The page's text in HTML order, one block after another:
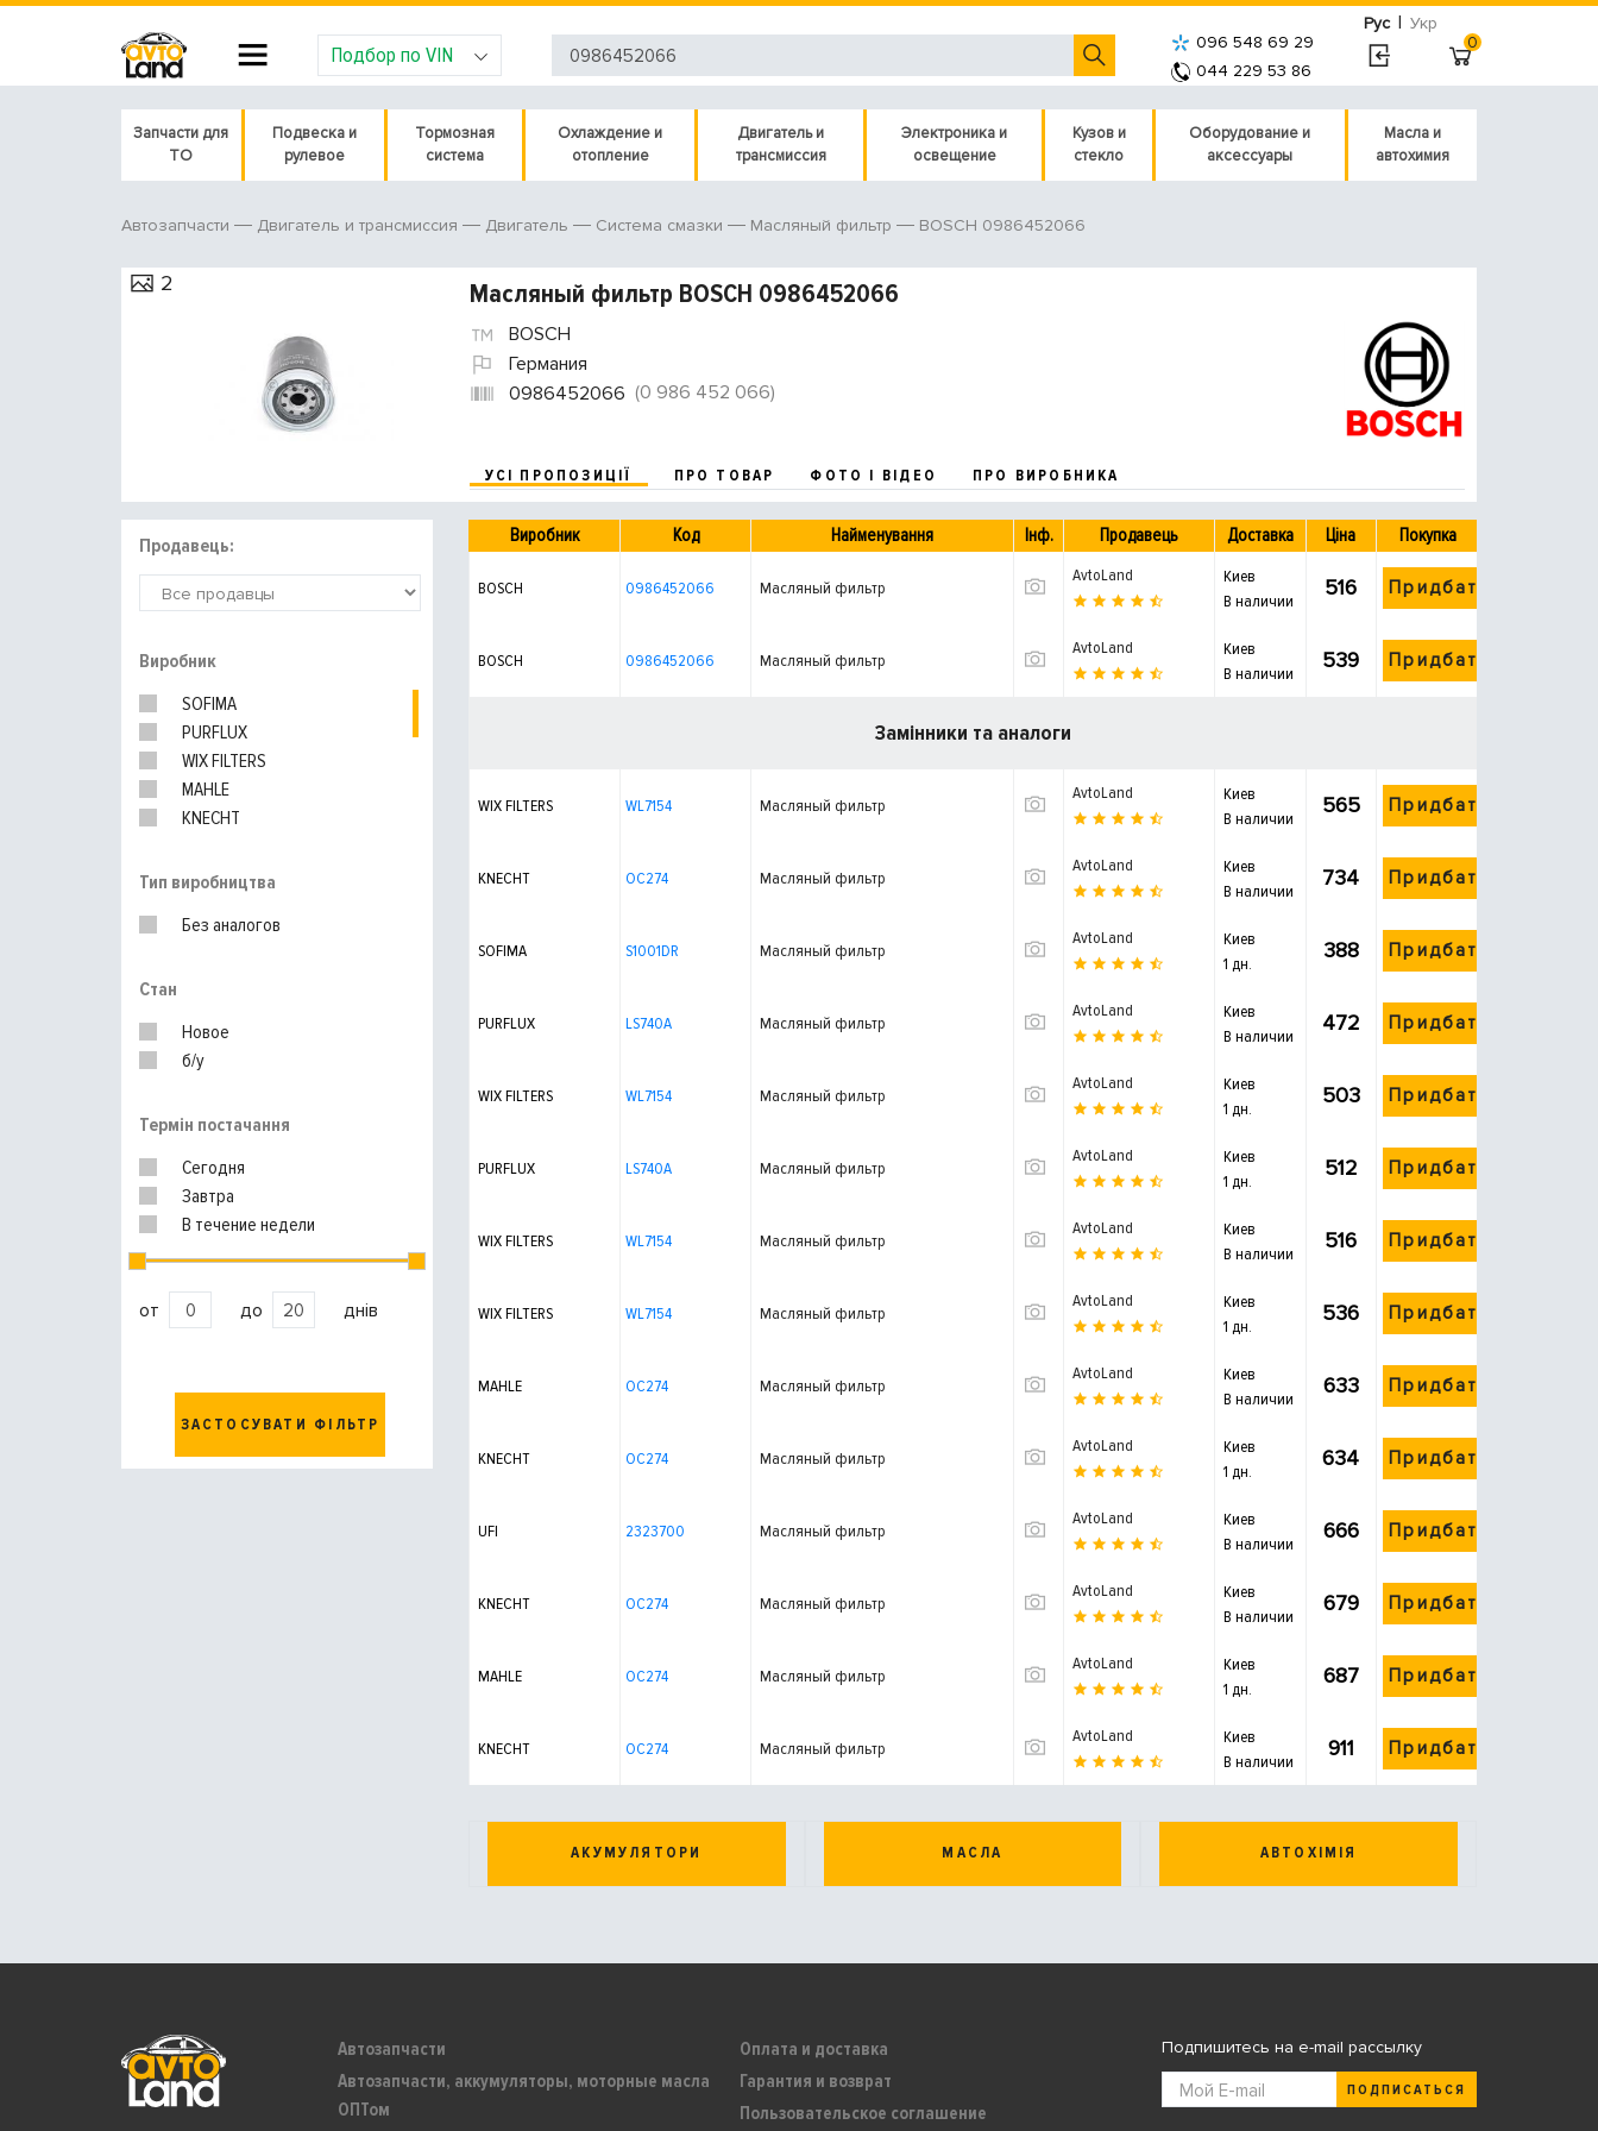
Рус | Укр
Подбор по VIN
096 548 69 29
044 229 53 86
0
Запчасти для
ТО
Подвеска и
рулевое
Тормозная
система
Охлаждение и
отопление
Двигатель и
трансмиссия
Электроника и
освещение
Кузов и
стекло
Оборудование и
аксессуары
Масла и
автохимия
Автозапчасти Двигатель и трансмиссия Двигатель Система смазки Масляный фильтр BOSCH 0986452066
2 Масляный фильтр BOSCH 0986452066
BOSCH
Германия
0986452066 (0 986 452 066)
УСІ ПРОПОЗИЦІЇ ПРО ТОВАР ФОТО І ВІДЕО ПРО ВИРОБНИКА
Продавець:
Виробник
SOFIMA
PURFLUX
WIX FILTERS
MAHLE
KNECHT
Тип виробництва
Без аналогов
Стан
Новое
б/у
Термін постачання
Сегодня
Завтра
В течение недели
от до днів
ЗАСТОСУВАТИ ФІЛЬТР
Виробник Код Найменування Інф. Продавець Доставка Ціна Покупка
BOSCH 0986452066 Масляный фильтр
AvtoLand
Киев
В наличии
516 Придбати
BOSCH 0986452066 Масляный фильтр
AvtoLand
Киев
В наличии
539 Придбати
Замінники та аналоги
WIX FILTERS WL7154 Масляный фильтр
AvtoLand
Киев
В наличии
565 Придбати
KNECHT OC274 Масляный фильтр
AvtoLand
Киев
В наличии
734 Придбати
SOFIMA S1001DR Масляный фильтр
AvtoLand
Киев
1 дн.
388 Придбати
PURFLUX LS740A Масляный фильтр
AvtoLand
Киев
В наличии
472 Придбати
WIX FILTERS WL7154 Масляный фильтр
AvtoLand
Киев
1 дн.
503 Придбати
PURFLUX LS740A Масляный фильтр
AvtoLand
Киев
1 дн.
512 Придбати
WIX FILTERS WL7154 Масляный фильтр
AvtoLand
Киев
В наличии
516 Придбати
WIX FILTERS WL7154 Масляный фильтр
AvtoLand
Киев
1 дн.
536 Придбати
MAHLE OC274 Масляный фильтр
AvtoLand
Киев
В наличии
633 Придбати
KNECHT OC274 Масляный фильтр
AvtoLand
Киев
1 дн.
634 Придбати
UFI 2323700 Масляный фильтр
AvtoLand
Киев
В наличии
666 Придбати
KNECHT OC274 Масляный фильтр
AvtoLand
Киев
В наличии
679 Придбати
MAHLE OC274 Масляный фильтр
AvtoLand
Киев
1 дн.
687 Придбати
KNECHT OC274 Масляный фильтр
AvtoLand
Киев
В наличии
911 Придбати
АКУМУЛЯТОРИ МАСЛА АВТОХІМІЯ
Автозапчасти
Автозапчасти, аккумуляторы, моторные масла
ОПТом
Оплата и доставка
Гарантия и возврат
Пользовательское соглашение
Подпишитесь на e-mail рассылку
ПОДПИСАТЬСЯ